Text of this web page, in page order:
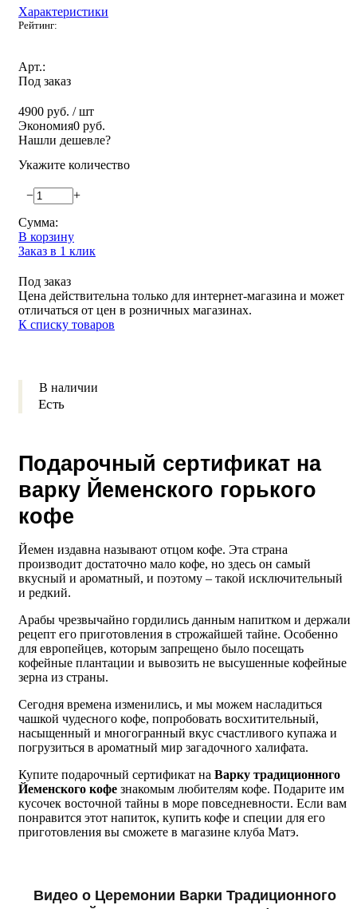
Характеристики
Рейтинг:
Арт.:
Под заказ
4900 руб. / шт
Экономия0 руб.
Нашли дешевле?
Укажите количество
−
+
Сумма:
В корзину
Заказ в 1 клик
Под заказ
Цена действительна только для интернет-магазина и может
отличаться от цен в розничных магазинах.
К списку товаров
В наличии
Есть
Подарочный сертификат на
варку Йеменского горького
кофе
Йемен издавна называют отцом кофе. Эта страна
производит достаточно мало кофе, но здесь он самый
вкусный и ароматный, и поэтому – такой исключительный
и редкий.
Арабы чрезвычайно гордились данным напитком и держали
рецепт его приготовления в строжайшей тайне. Особенно
для европейцев, которым запрещено было посещать
кофейные плантации и вывозить не высушенные кофейные
зерна из страны.
Сегодня времена изменились, и мы можем насладиться
чашкой чудесного кофе, попробовать восхитительный,
насыщенный и многогранный вкус счастливого купажа и
погрузиться в ароматный мир загадочного халифата.
Купите подарочный сертификат на Варку традиционного
Йеменского кофе знакомым любителям кофе. Подарите им
кусочек восточной тайны в море повседневности. Если вам
понравится этот напиток, купить кофе и специи для его
приготовления вы сможете в магазине клуба Матэ.
Видео о Церемонии Варки Традиционного